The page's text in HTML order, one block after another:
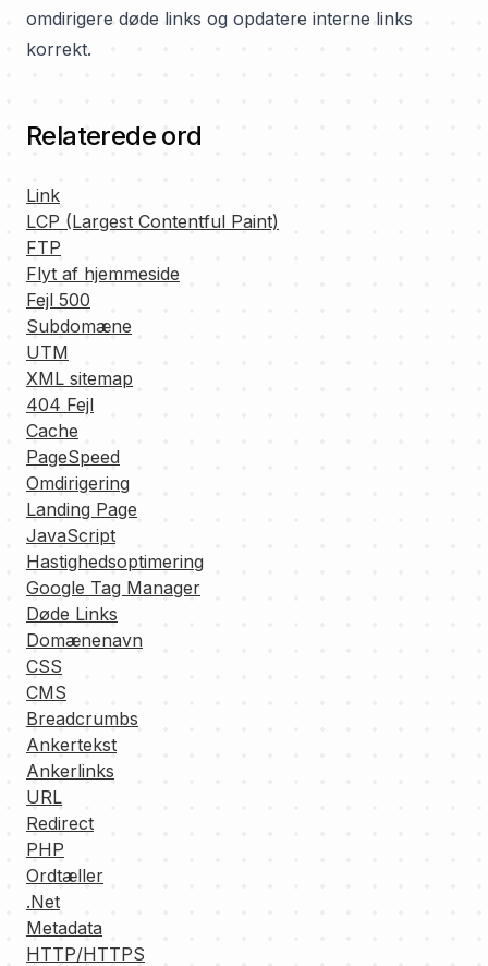
omdirigere døde links og opdatere interne links
korrekt.
Relaterede ord
Link
LCP (Largest Contentful Paint)
FTP
Flyt af hjemmeside
Fejl 500
Subdomæne
UTM
XML sitemap
404 Fejl
Cache
PageSpeed
Omdirigering
Landing Page
JavaScript
Hastighedsoptimering
Google Tag Manager
Døde Links
Domænenavn
CSS
CMS
Breadcrumbs
Ankertekst
Ankerlinks
URL
Redirect
PHP
Ordtæller
.Net
Metadata
HTTP/HTTPS